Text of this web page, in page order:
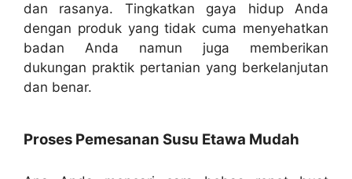
dan rasanya. Tingkatkan gaya hidup Anda
dengan produk yang tidak cuma menyehatkan
badan Anda namun juga memberikan
dukungan praktik pertanian yang berkelanjutan
dan benar.
Proses Pemesanan Susu Etawa Mudah